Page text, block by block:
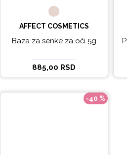
AFFECT COSMETICS
Baza za senke za oči 5g
885,00 RSD
-40 %